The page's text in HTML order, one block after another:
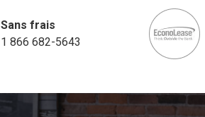
Sans frais
1 866 682-5643